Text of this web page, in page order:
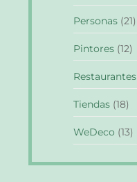
Personas (21)
Pintores (12)
Restaurantes
Tiendas (18)
WeDeco (13)